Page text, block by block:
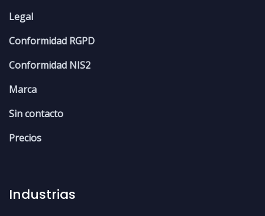
Legal
Conformidad RGPD
Conformidad NIS2
Marca
Sin contacto
Precios
Industrias